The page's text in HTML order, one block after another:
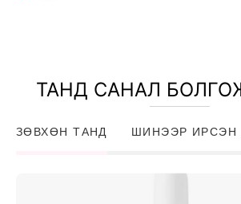
ТАНД САНАЛ
ЗӨВХӨН ТАНД ШИНЭЭР ИРСЭН